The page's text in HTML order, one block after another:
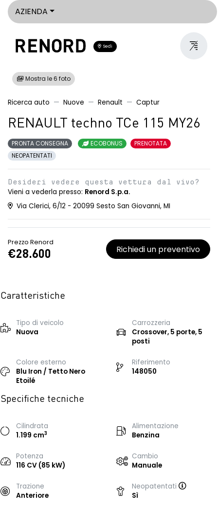
AZIENDA
Sedi
Mostra le 6 foto
Ricerca auto Nuove Renault Captur
RENAULT techno TCe 115 MY26
PRONTA CONSEGNA ECOBONUS
PRENOTATA
NEOPATENTATI
Desideri vedere questa vettura dal vivo?
Vieni a vederla presso: Renord S.p.a.
Via Clerici, 6/12 - 20099 Sesto San Giovanni, MI
Prezzo Renord
€28.600 Richiedi un preventivo
Caratteristiche
Tipo di veicolo
Nuova
Carrozzeria
Crossover, 5 porte, 5
posti
Colore esterno
Blu Iron / Tetto Nero
Etoilé
Riferimento
148050
Specifiche tecniche
Cilindrata
1.199 cm3
Alimentazione
Benzina
Potenza
116 CV (85 kW)
Cambio
Manuale
Trazione
Anteriore
Neopatentati
Sì